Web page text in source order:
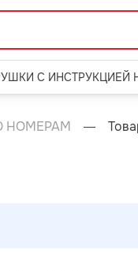
С ИНСТРУКЦИЕЙ
НОМЕРАМ